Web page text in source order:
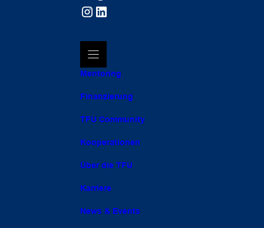
Mentoring
Finanzierung
TFU Community
Kooperationen
Über die TFU
Karriere
News & Events